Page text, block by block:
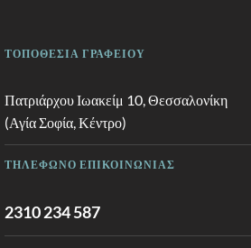
ΤΟΠΟΘΕΣΙΑ ΓΡΑΦΕΙΟΥ
Πατριάρχου Ιωακείμ 10, Θεσσαλονίκη
(Αγία Σοφία, Κέντρο)
ΤΗΛΕΦΩΝΟ ΕΠΙΚΟΙΝΩΝΙΑΣ
2310 234 587